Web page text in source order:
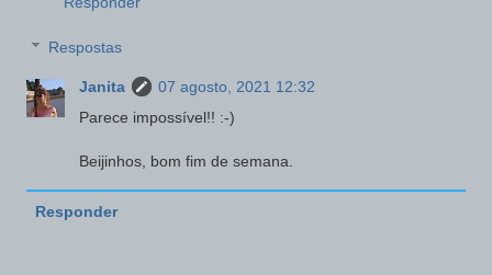
Respostas
Janita
07 agosto, 2021 12:32
Parece impossível!! :-)
Beijinhos, bom fim de semana.
Responder